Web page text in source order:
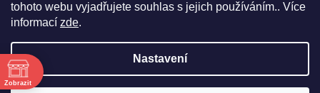
tohoto webu vyjadřujete souhlas s jejich používáním.. Více
informací zde.
Nastavení
Máte-li u nás VO registraci, zadejte e-mail ze starého e-
Vytvořil Shoptet
Zobrazit